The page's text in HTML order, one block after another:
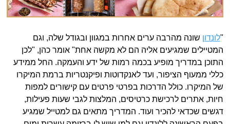
"לונדון שונה מהרבה ערים אחרות במגוון ובגודל שלה, וגם
המטיילים שמגיעים אליה הם לא מקשה אחת" אומר כהן, "לכן
התוכן במדריך מופיע בכמה רמות של ידע והעמקה. החל ממידע
כללי ממעוף הציפור, ועד לאנקדוטות ופיקנטריות ברמת המיקרו
של המיקרו. כולל הדרכות בפרטי פרטים עם קישורים למפות
חיות, אתרים לרכישת כרטיסים, המלצות לגבי שעות פעילות,
דגשים שכדאי להכיר ועוד. המדריך מתאים גם למטייל שמגיע